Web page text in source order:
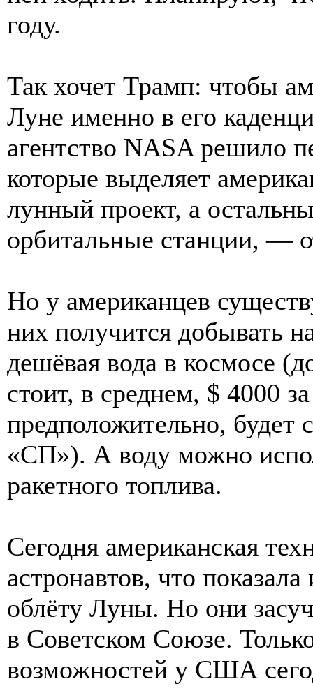
году.
Так хочет Трамп: чтобы
Луне именно в его
агентство NASA решило
которые выделяет
лунный проект, а
орбитальные станции, —
Но у американцев
них получится добывать
дешёвая вода в космосе
стоит, в среднем, $ 4000
предположительно, будет
«СП»). А воду можно
ракетного топлива.
Сегодня американская
астронавтов, что
облёту Луны. Но они
в Советском Союзе.
возможностей у США